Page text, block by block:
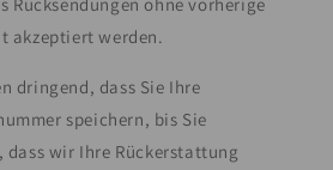
akzeptiert werden.
dringend, dass Sie Ihre
speichern, bis Sie
wir Ihre Rückerstattung